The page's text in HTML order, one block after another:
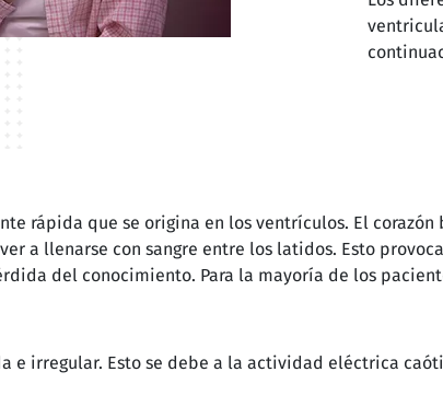
rápida que se origina en los ventrículos. El
a llenarse con sangre entre los latidos. Esto
del conocimiento. Para la mayoría de los
e irregular. Esto se debe a la actividad eléctrica